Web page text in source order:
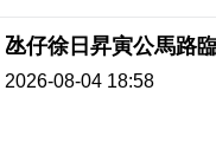
氹仔徐日昇寅公馬路
2026-08-04 18:58